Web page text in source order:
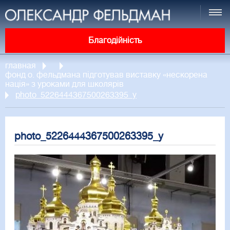
Благодійність
главная
фонд о. фельдмана підготував виставку «нескорена
нація» з уроками для школярів
photo_5226444367500263395_y
photo_5226444367500263395_y